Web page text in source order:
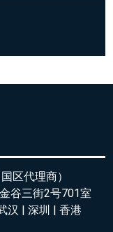
区代理商）
谷三街2号701室
汉 | 深圳 | 香港